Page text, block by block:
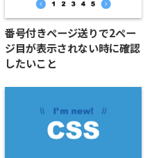
番号付きページ送りで2ペー
ジ目が表示されない時に確認
したいこと